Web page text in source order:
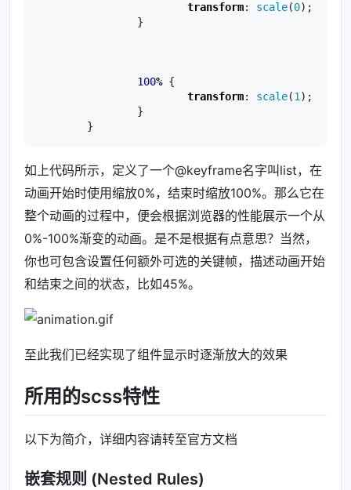
transform: scale(0);
}
100% {
transform: scale(1 );
}
}
如上代码所示，定义了一个@keyframe名字叫list，在
动画开始时使用缩放0%，结束时缩放100%。那么它在
整个动画的过程中，便会根据浏览器的性能展示一个从
0%-100%渐变的动画。是不是根据有点意思？当然，
你也可包含设置任何额外可选的关键帧，描述动画开始
和结束之间的状态，比如45%。
至此我们已经实现了组件显示时逐渐放大的效果
所用的scss特性
以下为简介，详细内容请转至官方文档
嵌套规则 (Nested Rules)